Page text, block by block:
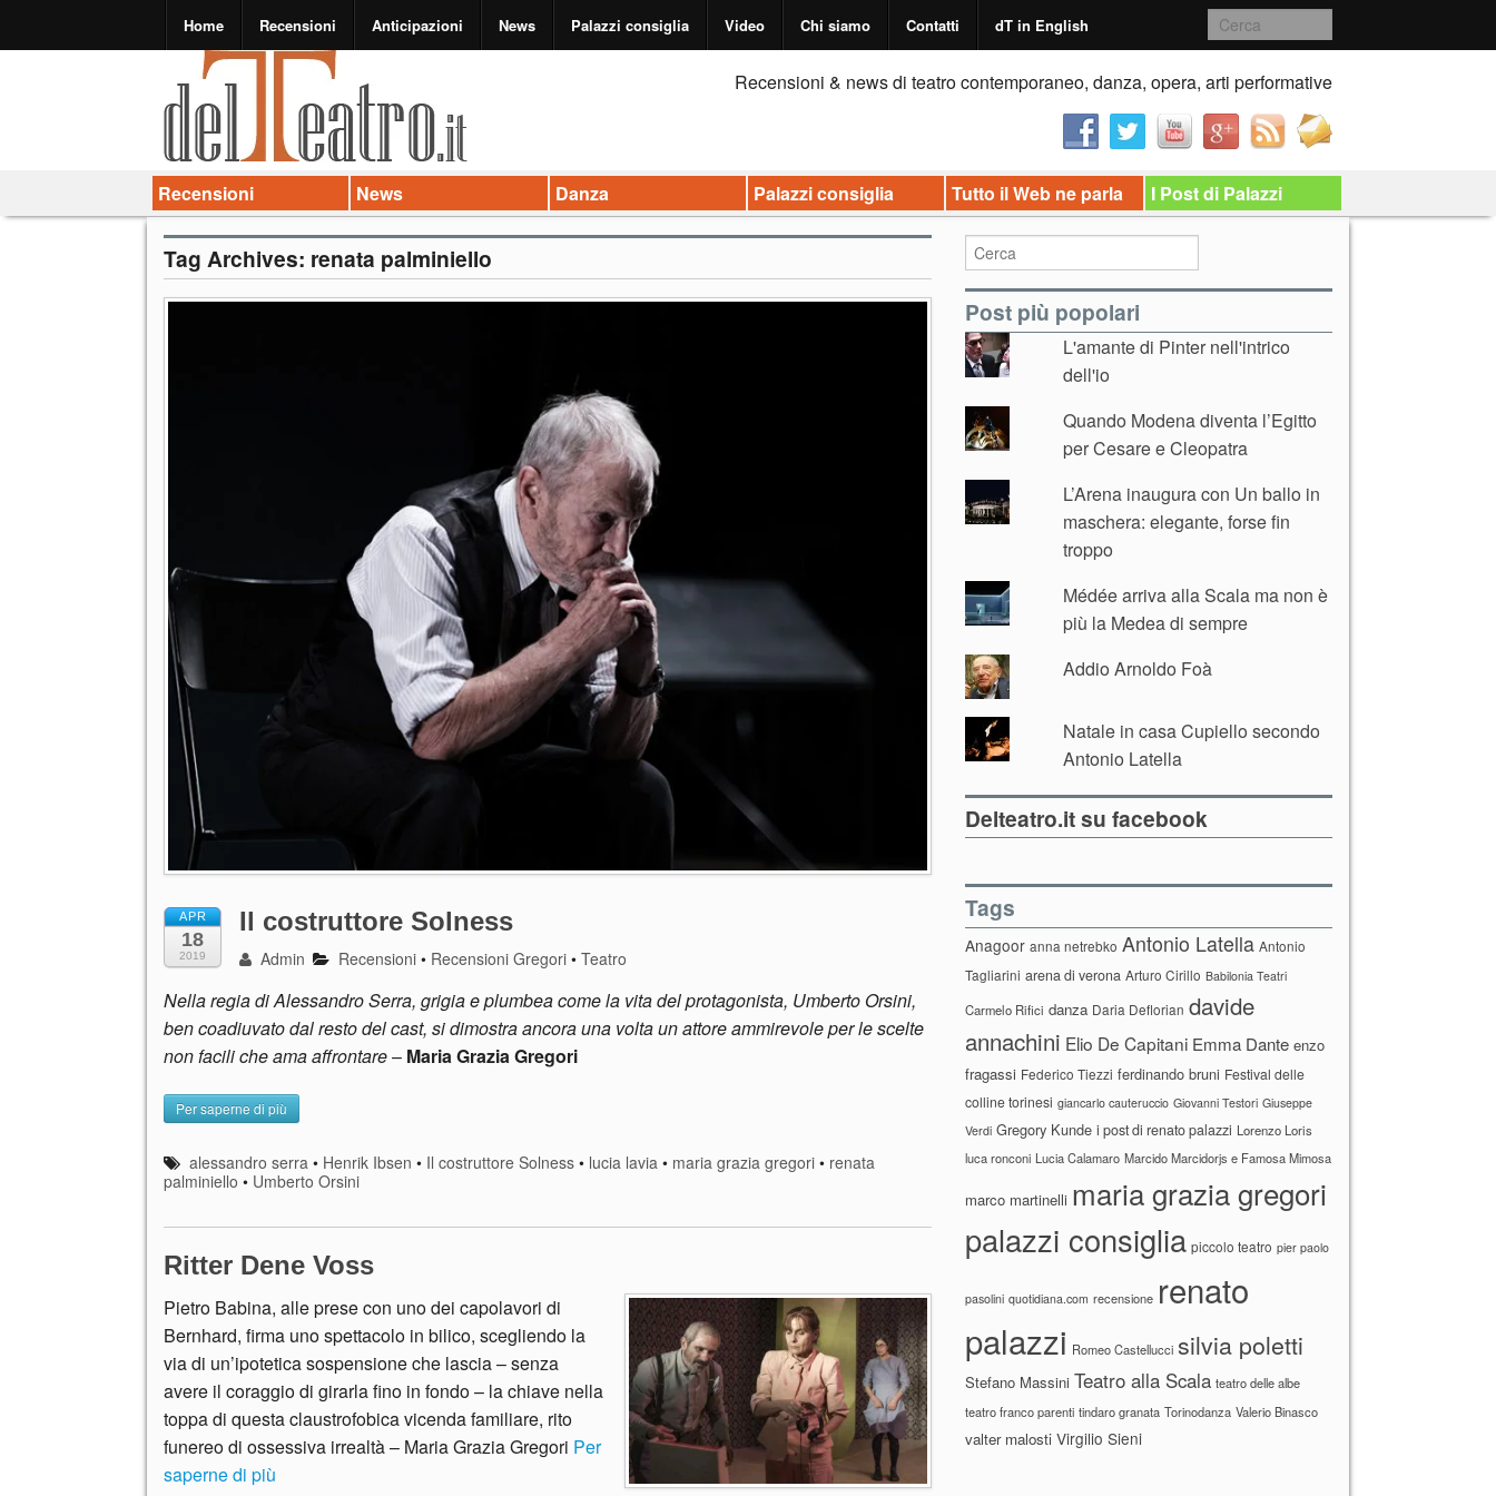
Home Recensioni Anticipazioni News Palazzi consiglia Video Chi siamo Contatti dT in English
Recensioni & news di teatro contemporaneo, danza, opera, arti performative
Recensioni News Danza Palazzi consiglia Tutto il Web ne parla I Post di Palazzi
Tag Archives: renata palminiello
APR
18
2019
Il costruttore Solness
Admin Recensioni • Recensioni Gregori •Teatro
Nella regia di Alessandro Serra, grigia e plumbea come la vita del protagonista, Umberto Orsini,
ben coadiuvato dal resto del cast, si dimostra ancora una volta un attore ammirevole per le scelte
non facili che ama affrontare– Maria Grazia Gregori
Per saperne di più
alessandro serra • Henrik Ibsen • Il costruttore Solness • lucia lavia • maria grazia gregori • renata
palminiello • Umberto Orsini
Ritter Dene Voss
Pietro Babina, alle prese con uno dei capolavori di
Bernhard, firma uno spettacolo in bilico, scegliendo la
via di un’ipotetica sospensione che lascia – senza
avere il coraggio di girarla fino in fondo – la chiave nella
toppa di questa claustrofobica vicenda familiare, rito
funereo di ossessiva irrealtà – Maria Grazia Gregori Per
saperne di più
Post più popolari
L'amante di Pinter nell'intrico
dell'io
Quando Modena diventa l’Egitto
per Cesare e Cleopatra
L’Arena inaugura con Un ballo in
maschera: elegante, forse fin
troppo
Médée arriva alla Scala ma non è
più la Medea di sempre
Addio Arnoldo Foà
Natale in casa Cupiello secondo
Antonio Latella
Delteatro.it su facebook
Tags
Anagoor anna netrebko Antonio Latella Antonio
Tagliarini arena di verona Arturo Cirillo Babilonia Teatri
Carmelo Rifici danza Daria Deflorian davide
annachini Elio De Capitani Emma Dante enzo
fragassi Federico Tiezzi ferdinando bruni Festival delle
colline torinesi giancarlo cauteruccio Giovanni Testori Giuseppe
Verdi Gregory Kunde i post di renato palazzi Lorenzo Loris
luca ronconi Lucia Calamaro Marcido Marcidorjs e Famosa Mimosa
marco martinelli maria grazia gregori
palazzi consiglia piccolo teatro pier paolo
pasolini quotidiana.com recensione renato
palazzi Romeo Castellucci silvia poletti
Stefano Massini Teatro alla Scala teatro delle albe
teatro franco parenti tindaro granata Torinodanza Valerio Binasco
valter malosti Virgilio Sieni